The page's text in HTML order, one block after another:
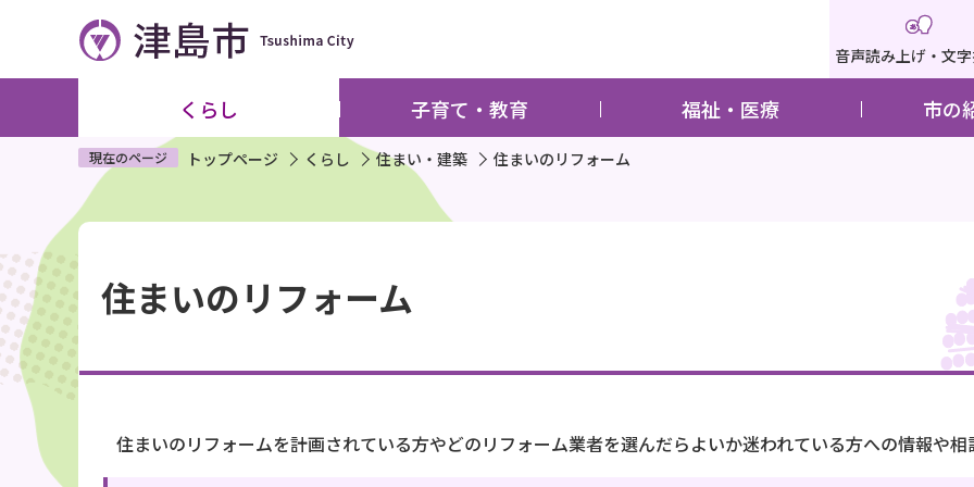
ペ
ジ
で
す
音声読み上げ・文
くらし 子育て・教育 福祉・医療 市の
現在のページ トップページ くらし 住まい・建築 住まいのリフォーム
文
こ
こ
か
ら
住まいのリフォーム
住まいのリフォームを計画されている方やどのリフォーム業者を選んだらよいか迷われている方への情報や